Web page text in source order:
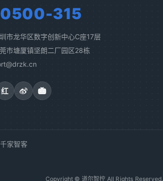
315
市龙华区数字创新中心C座17层
市塘厦镇坚朗二厂园区28栋
红
千家智客
Copyright © 道尔智控 All Rights Reserved.